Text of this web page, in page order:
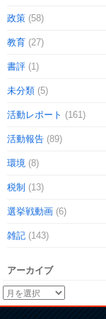
政策 (58)
教育 (27)
書評 (1)
未分類 (5)
活動レポート (161)
活動報告 (89)
環境 (8)
税制 (13)
選挙戦動画 (6)
雑記 (143)
アーカイブ